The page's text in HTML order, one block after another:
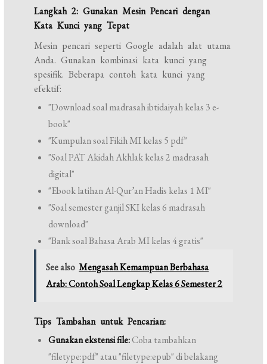
Langkah 2: Gunakan Mesin Pencari dengan
Kata Kunci yang Tepat
Mesin pencari seperti Google adalah alat utama
Anda. Gunakan kombinasi kata kunci yang
spesifik. Beberapa contoh kata kunci yang
efektif:
"Download soal madrasah ibtidaiyah kelas 3 e-
book"
"Kumpulan soal Fikih MI kelas 5 pdf"
"Soal PAT Akidah Akhlak kelas 2 madrasah
digital"
"Ebook latihan Al-Qur’an Hadis kelas 1 MI"
"Soal semester ganjil SKI kelas 6 madrasah
download"
"Bank soal Bahasa Arab MI kelas 4 gratis"
See also Mengasah Kemampuan Berbahasa
Arab: Contoh Soal Lengkap Kelas 6 Semester 2
Tips Tambahan untuk Pencarian:
Gunakan ekstensi file:Coba tambahkan
"filetype:pdf" atau "filetype:epub" di belakang